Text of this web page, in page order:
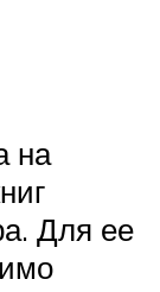
на
Для ее